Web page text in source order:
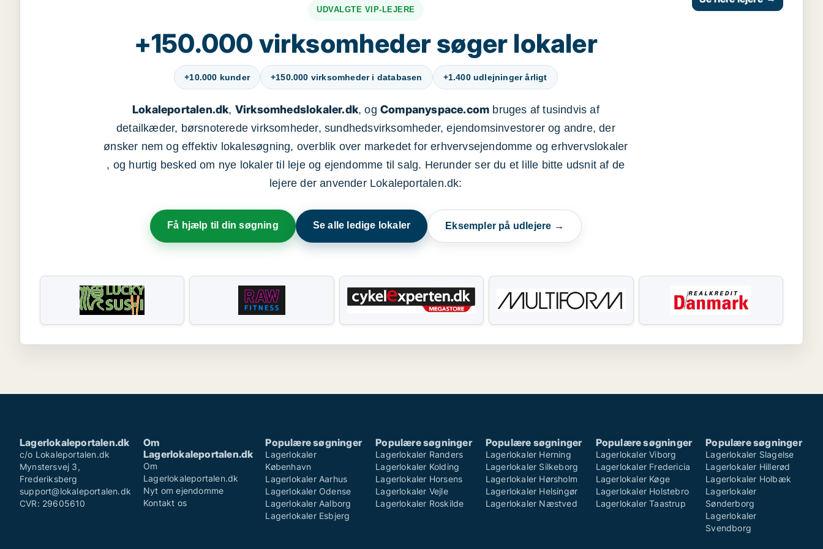
UDVALGTE VIP-LEJERE
+150.000 virksomheder søger lokaler
+10.000 kunder +150.000 virksomheder i databasen +1.400 udlejninger årligt
Lokaleportalen.dk, Virksomhedslokaler.dk, og Companyspace.com bruges af tusindvis af
detailkæder, børsnoterede virksomheder, sundhedsvirksomheder, ejendomsinvestorer og andre, der
ønsker nem og effektiv lokalesøgning, overblik over markedet for erhvervsejendomme og erhvervslokaler
, og hurtig besked om nye lokaler til leje og ejendomme til salg. Herunder ser du et lille bitte udsnit af de
lejere der anvender Lokaleportalen.dk:
Få hjælp til din søgning Se alle ledige lokaler Eksempler på udlejere →
Lagerlokaleportalen.dk
c/o Lokaleportalen.dk
Mynstersvej 3,
Frederiksberg
support@lokaleportalen.dk
CVR: 29605610
Om
Lagerlokaleportalen.dk
Om
Lagerlokaleportalen.dk
Nyt om ejendomme
Kontakt os
Populære søgninger
Lagerlokaler
København
Lagerlokaler Aarhus
Lagerlokaler Odense
Lagerlokaler Aalborg
Lagerlokaler Esbjerg
Populære søgninger
Lagerlokaler Randers
Lagerlokaler Kolding
Lagerlokaler Horsens
Lagerlokaler Vejle
Lagerlokaler Roskilde
Populære søgninger
Lagerlokaler Herning
Lagerlokaler Silkeborg
Lagerlokaler Hørsholm
Lagerlokaler Helsingør
Lagerlokaler Næstved
Populære søgninger
Lagerlokaler Viborg
Lagerlokaler Fredericia
Lagerlokaler Køge
Lagerlokaler Holstebro
Lagerlokaler Taastrup
Populære søgninger
Lagerlokaler Slagelse
Lagerlokaler Hillerød
Lagerlokaler Holbæk
Lagerlokaler
Sønderborg
Lagerlokaler
Svendborg